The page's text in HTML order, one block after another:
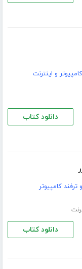
و اینترنت
دانلود کتاب
کامپیوتر
دانلود کتاب